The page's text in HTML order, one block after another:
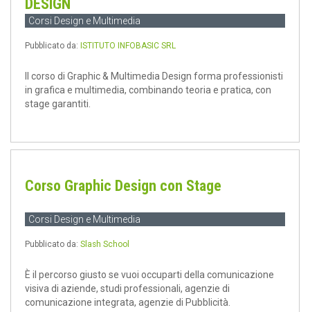
DESIGN
Corsi Design e Multimedia
Pubblicato da: ISTITUTO INFOBASIC SRL
Il corso di Graphic & Multimedia Design forma professionisti
in grafica e multimedia, combinando teoria e pratica, con
stage garantiti.
Corso Graphic Design con Stage
Corsi Design e Multimedia
Pubblicato da: Slash School
È il percorso giusto se vuoi occuparti della comunicazione
visiva di aziende, studi professionali, agenzie di
comunicazione integrata, agenzie di Pubblicità.